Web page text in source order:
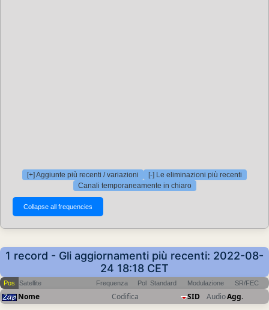
[+] Aggiunte più recenti / variazioni
[-] Le eliminazioni più recenti
Canali temporaneamente in chiaro
1 record - Gli aggiornamenti più recenti: 2022-08-
24 18:18 CET
Pos Satellite Frequenza Pol Standard Modulazione SR/FEC
Nome Codifica SID AudioAgg.